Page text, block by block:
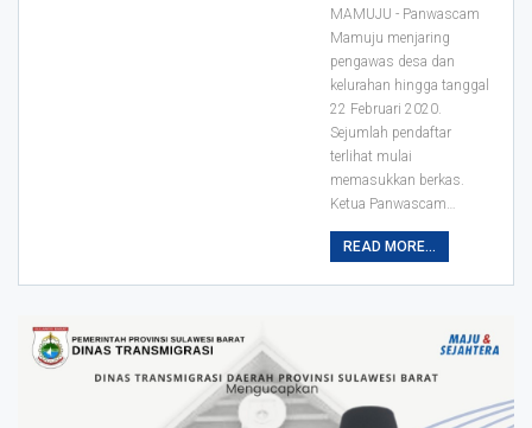
MAMUJU - Panwascam
Mamuju menjaring
pengawas desa dan
kelurahan hingga tanggal
22 Februari 2020.
Sejumlah pendaftar
terlihat mulai
memasukkan berkas.
Ketua Panwascam…
READ MORE...